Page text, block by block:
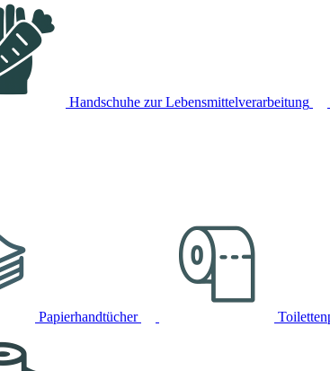
Handschuhe zur Lebensmittelverarbeitung
Papierhandtücher